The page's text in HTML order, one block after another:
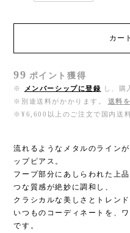
カー
99 ポイント 獲得
※ メンバーシップに登録
し、購
※別途送料がかかります。
送料
※¥6,600以上のご注文で国内送
流れるようなメタルのライン
ップピアス。
フープ部分にあしらわれた上
つな質感が絶妙に調和し、
クラシカルな美しさとトレン
いつものコーディネートを、
です。